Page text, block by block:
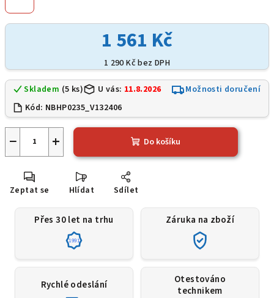
1 561 Kč
1 290 Kč bez DPH
Skladem (5 ks) U vás: 11.8.2026
Možnosti doručení
Kód: NBHP0235_V132406
+
− Do košíku
Zeptat se Hlídat Sdílet
Přes 30 let na trhu
1991
Záruka na zboží
Rychlé odeslání
Otestováno
technikem